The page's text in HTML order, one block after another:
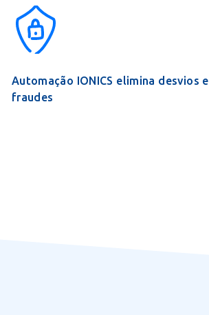
Automação IONICS elimina desvios e
fraudes